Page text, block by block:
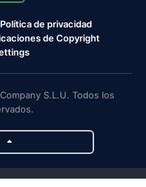
Política de privacidad
de Copyright
S.L.U. Todos los